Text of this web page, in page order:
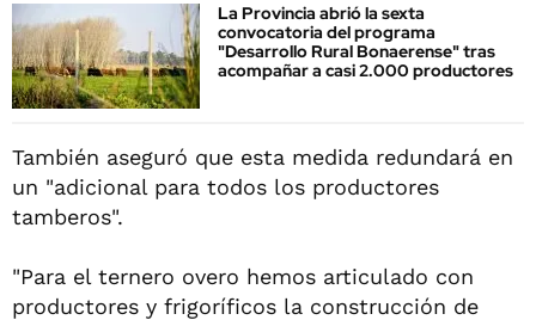
La Provincia abrió la sexta
convocatoria del programa
"Desarrollo Rural Bonaerense" tras
acompañar a casi 2.000 productores
También aseguró que esta medida redundará en
un "adicional para todos los productores
tamberos".
"Para el ternero overo hemos articulado con
productores y frigoríficos la construcción de